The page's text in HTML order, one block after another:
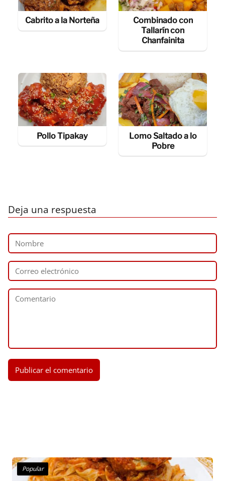
Cabrito a la Norteña
Combinado con
Tallarín con
Chanfainita
Pollo Tipakay
Lomo Saltado a lo
Pobre
Deja una respuesta
Popular